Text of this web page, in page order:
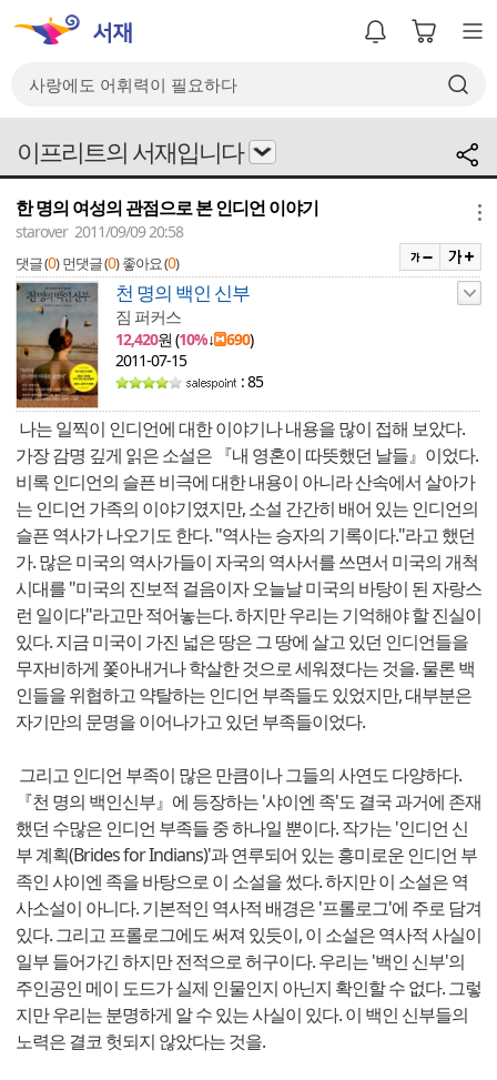
이프리트의 서재입니다
한 명의 여성의 관점으로 본 인디언 이야기
starover 2011/09/09 20:58
댓글 (0) 먼댓글 (0) 좋아요 (0)
천 명의 백인 신부
짐 퍼커스
12,420원 (10%↓ 690)
2011-07-15
: 85
나는 일찍이 인디언에 대한 이야기나 내용을 많이 접해 보았다.
가장 감명 깊게 읽은 소설은 『내 영혼이 따뜻했던 날들』이었다.
비록 인디언의 슬픈 비극에 대한 내용이 아니라 산속에서 살아가
는 인디언 가족의 이야기였지만, 소설 간간히 배어 있는 인디언의
슬픈 역사가 나오기도 한다. "역사는 승자의 기록이다."라고 했던
가. 많은 미국의 역사가들이 자국의 역사서를 쓰면서 미국의 개척
시대를 "미국의 진보적 걸음이자 오늘날 미국의 바탕이 된 자랑스
런 일이다"라고만 적어놓는다. 하지만 우리는 기억해야 할 진실이
있다. 지금 미국이 가진 넓은 땅은 그 땅에 살고 있던 인디언들을
무자비하게 쫓아내거나 학살한 것으로 세워졌다는 것을. 물론 백
인들을 위협하고 약탈하는 인디언 부족들도 있었지만, 대부분은
자기만의 문명을 이어나가고 있던 부족들이었다.
그리고 인디언 부족이 많은 만큼이나 그들의 사연도 다양하다.
『천 명의 백인신부』에 등장하는 '샤이엔 족'도 결국 과거에 존재
했던 수많은 인디언 부족들 중 하나일 뿐이다. 작가는 '인디언 신
부 계획(Brides for Indians)'과 연루되어 있는 흥미로운 인디언 부
족인 샤이엔 족을 바탕으로 이 소설을 썼다. 하지만 이 소설은 역
사소설이 아니다. 기본적인 역사적 배경은 '프롤로그'에 주로 담겨
있다. 그리고 프롤로그에도 써져 있듯이, 이 소설은 역사적 사실이
일부 들어가긴 하지만 전적으로 허구이다. 우리는 '백인 신부'의
주인공인 메이 도드가 실제 인물인지 아닌지 확인할 수 없다. 그렇
지만 우리는 분명하게 알 수 있는 사실이 있다. 이 백인 신부들의
노력은 결코 헛되지 않았다는 것을.